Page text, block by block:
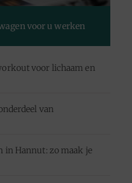
voor u werken
voor lichaam en
van
in Hannut: zo maak je